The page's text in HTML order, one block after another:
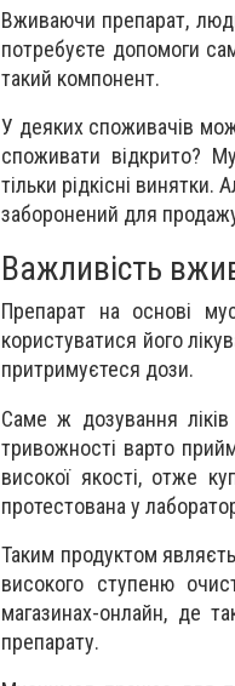
Вживаючи препарат,
потребуєте допомоги
такий компонент.
У деяких споживачів
споживати відкрито?
тільки рідкісні
заборонений для
Важливість
Препарат на основі
користуватися його
притримуєтеся дози.
Саме ж дозування
тривожності варто
високої якості, отже
протестована у
Таким продуктом
високого ступеню
магазинах-онлайн, де
препарату.